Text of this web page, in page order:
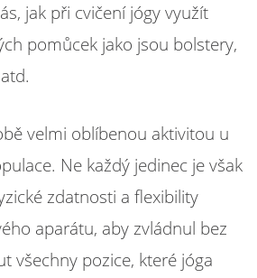
jak při cvičení jógy využít
pomůcek jako jsou bolstery,
velmi oblíbenou aktivitou u
Ne každý jedinec je však
zdatnosti a flexibility
aparátu, aby zvládnul bez
všechny pozice, které jóga